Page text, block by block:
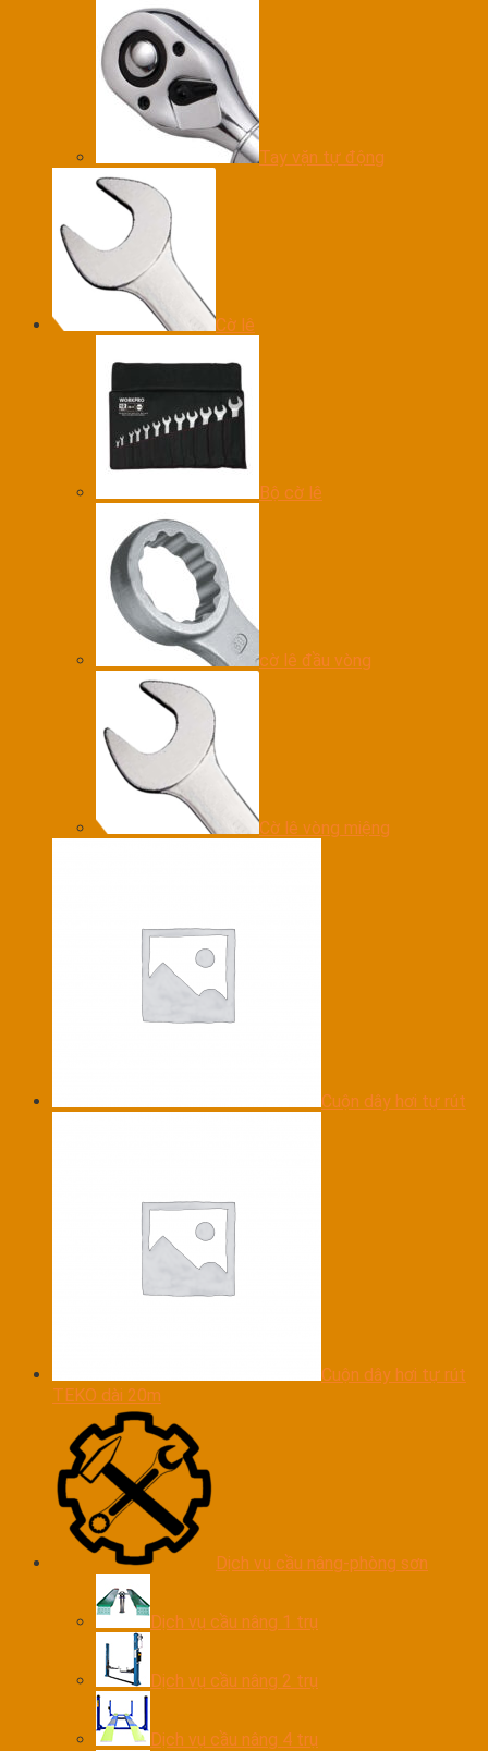
Tay vặn tự động
Cờ lê
Bộ cờ lê
cờ lê đầu vòng
Cờ lê vòng miệng
Cuộn dây hơi tự rút
Cuộn dây hơi tự rút
TEKO dài 20m
Dịch vụ cầu nâng-phòng sơn
Dịch vụ cầu nâng 1 trụ
Dịch vụ cầu nâng 2 trụ
Dịch vụ cầu nâng 4 trụ